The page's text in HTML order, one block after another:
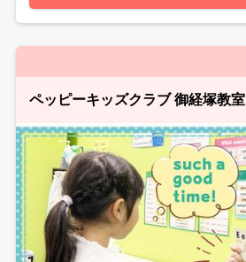
ペッピーキッズクラブ 御経塚教室